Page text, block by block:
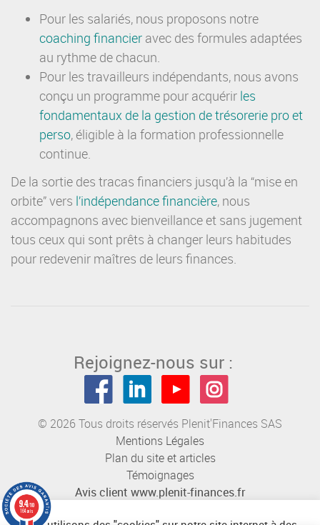
Pour les salariés, nous proposons notre
coaching financier avec des formules adaptées
au rythme de chacun.
Pour les travailleurs indépendants, nous avons
conçu un programme pour acquérir les
fondamentaux de la gestion de trésorerie pro et
perso, éligible à la formation professionnelle
continue.
De la sortie des tracas financiers jusqu’à la “mise en
orbite” vers l’indépendance financière, nous
accompagnons avec bienveillance et sans jugement
tous ceux qui sont prêts à changer leurs habitudes
pour redevenir maîtres de leurs finances.
Rejoignez-nous sur :
© 2026 Tous droits réservés Plenit'Finances SAS
Mentions Légales
Plan du site et articles
Témoignages
Avis client www.plenit-finances.fr
9.4/10
164 avis